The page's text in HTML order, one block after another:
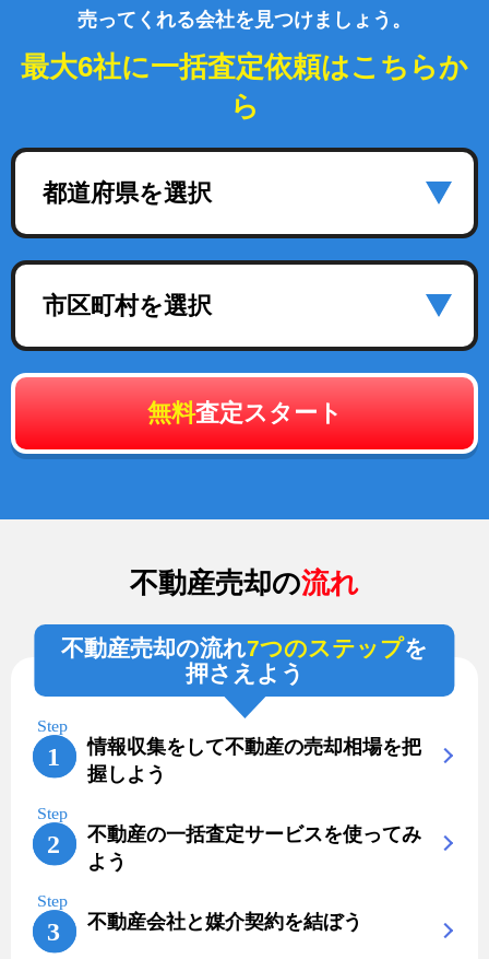
売ってくれる会社を見つけましょう。
最大6社に一括査定依頼はこちらか
ら
都道府県を選択
市区町村を選択
無料査定スタート
不動産売却の流れ
不動産売却の流れ7つのステップを
押さえよう
情報収集をして不動産の売却相場を把
握しよう
不動産の一括査定サービスを使ってみ
よう
不動産会社と媒介契約を結ぼう